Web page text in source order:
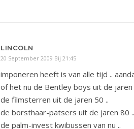
LINCOLN
20 September 2009 Bij 21:45
imponeren heeft is van alle tijd ..
of het nu de Bentley boys uit de jaren
de filmsterren uit de jaren 50 ..
de borsthaar-patsers uit de jaren 80 ..
de palm-invest kwibussen van nu ..